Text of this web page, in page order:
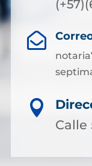


Calle